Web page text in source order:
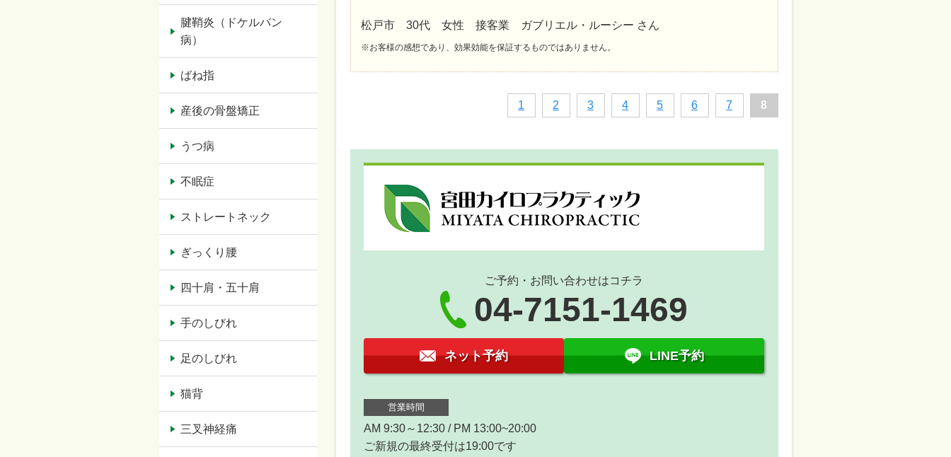
松戸市 30代 女性 接客業 ガブリエル・ルーシー さん
※お客様の感想であり、効果効能を保証するものではありません。
1 2 3 4 5 6 7 8
ご予約・お問い合わせはコチラ
04-7151-1469
ネット予約 LINE予約
営業時間
AM 9:30～12:30 / PM 13:00~20:00
ご新規の最終受付は19:00です
腱鞘炎（ドケルバン
病）
ばね指
産後の骨盤矯正
うつ病
不眠症
ストレートネック
ぎっくり腰
四十肩・五十肩
手のしびれ
足のしびれ
猫背
三叉神経痛